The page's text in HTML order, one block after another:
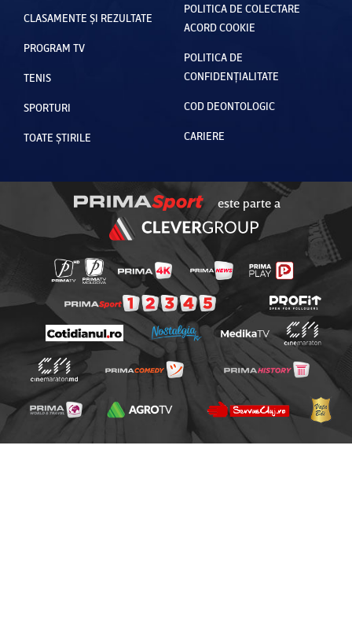
CLASAMENTE ȘI REZULTATE
PROGRAM TV
TENIS
SPORTURI
TOATE ȘTIRILE
POLITICA DE COLECTARE
ACORD COOKIE
POLITICA DE
CONFIDENȚIALITATE
COD DEONTOLOGIC
CARIERE
este parte a